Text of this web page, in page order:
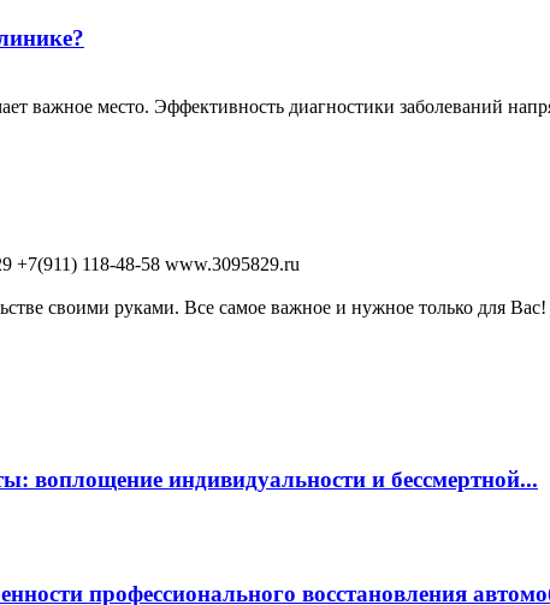
важное место. Эффективность диагностики заболеваний
+7(911) 118-48-58 www.3095829.ru
своими руками. Все самое важное и нужное только для Вас!
воплощение индивидуальности и бессмертной...
профессионального восстановления